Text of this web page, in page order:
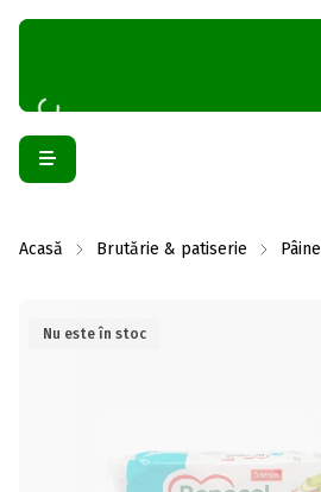
Acasă Brutărie & patiserie Pâine
Nu este în stoc